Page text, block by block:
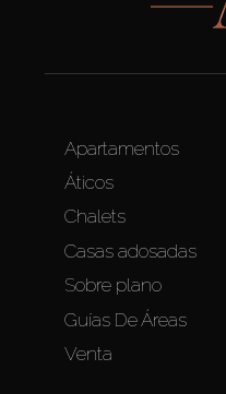
Apartamentos
Áticos
Chalets
Casas adosadas
Sobre plano
Guías De Áreas
Venta